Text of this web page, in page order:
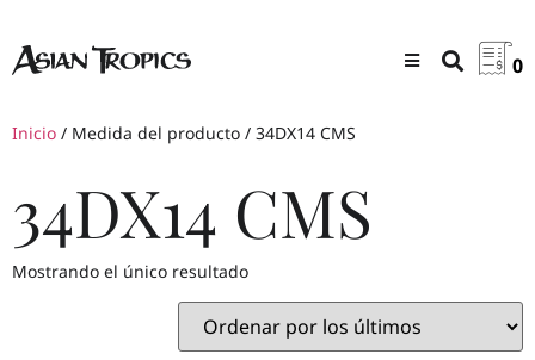
0
Inicio / Medida del producto / 34DX14 CMS
34DX14 CMS
Mostrando el único resultado